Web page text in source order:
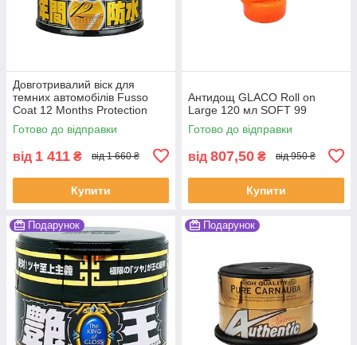
Довготривалий віск для
темних автомобілів Fusso
Coat 12 Months Protection
Black ТМ SOFT99
Готово до відправки
від 1 411 ₴ від 1 660 ₴
Купити
Антидощ GLACO Roll on
Large 120 мл SOFT 99
Готово до відправки
від 807,50 ₴ від 950 ₴
Купити
Подарунок Подарунок